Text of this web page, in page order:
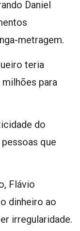
Daniel
metragem.
teria
para
do
que
Flávio
dinheiro ao
irregularidade.